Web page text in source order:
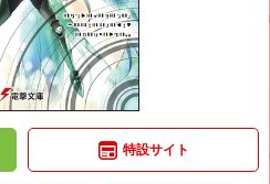
特設サイト